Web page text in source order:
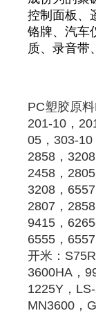
控制面板、
铬牌、汽车
质、录音带
PC塑胶原料
201-10，
05，303-10
2858，3208
2458， 2805
3208，6557
2807，
9415，
6555，
开米：
3600HA，
1225Y，
MN3600，